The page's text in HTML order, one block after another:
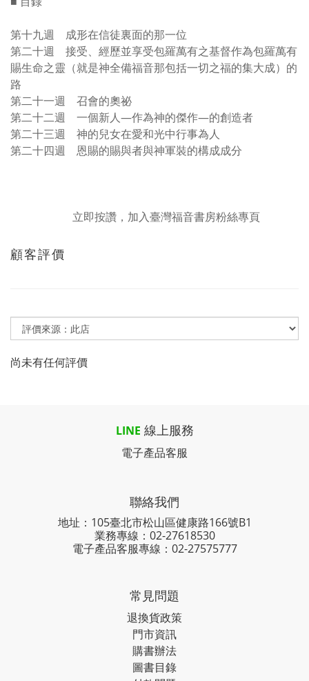
第十九週 成形在信徒裏面的那一位
第二十週 接受、經歷並享受包羅萬有之基督作為包羅萬有
賜生命之靈（就是神全備福音那包括一切之福的集大成）的
路
第二十一週 召會的奧祕
第二十二週 一個新人—作為神的傑作—的創造者
第二十三週 神的兒女在愛和光中行事為人
第二十四週 恩賜的賜與者與神軍裝的構成成分
立即按讚，加入臺灣福音書房粉絲專頁
顧客評價
尚未有任何評價
LINE 線上服務
電子產品客服
聯絡我們
地址：105臺北市松山區健康路166號B1
業務專線： 02-27618530
電子產品客服專線：02-27575777
常見問題
退換貨政策
門市資訊
購書辦法
圖書目錄